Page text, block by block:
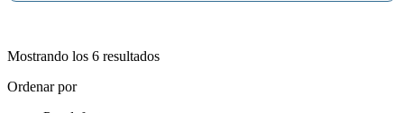
Mostrando los 6 resultados
Ordenar por